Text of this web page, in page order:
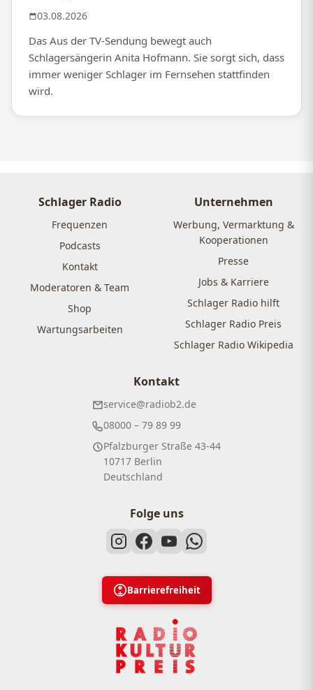
03.08.2026
Das Aus der TV-Sendung bewegt auch
Schlagersängerin Anita Hofmann. Sie sorgt sich, dass
immer weniger Schlager im Fernsehen stattfinden
wird.
Schlager Radio
Frequenzen
Podcasts
Kontakt
Moderatoren & Team
Shop
Wartungsarbeiten
Unternehmen
Werbung, Vermarktung &
Kooperationen
Presse
Jobs & Karriere
Schlager Radio hilft
Schlager Radio Preis
Schlager Radio Wikipedia
Kontakt
service@radiob2.de
08000 – 79 89 99
Pfalzburger Straße 43-44
10717 Berlin
Deutschland
Folge uns
Barrierefreiheit